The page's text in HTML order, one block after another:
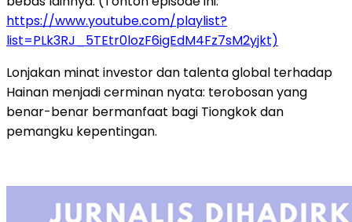
https://www.youtube.com/playlist?
list=PLk3RJ_5TEtr0lozF6igEdM4Fz7sM2yjkt)
Lonjakan minat investor dan talenta global terhadap
Hainan menjadi cerminan nyata: terobosan yang
benar-benar bermanfaat bagi Tiongkok dan
pemangku kepentingan.